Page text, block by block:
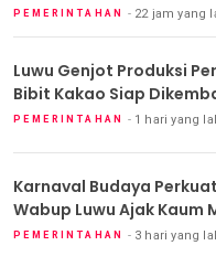
PEMERINTAHAN 22 jam yang
Luwu Genjot Produksi
Bibit Kakao Siap
PEMERINTAHAN 1 hari yang
Karnaval Budaya
Wabup Luwu Ajak Kaum
PEMERINTAHAN 3 hari yang